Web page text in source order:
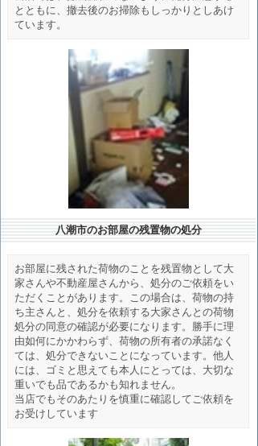
とともに、撤去後のお掃除もしっかりとしあけ
ています。
八潮市のお部屋の残置物の処分
お部屋に残された荷物のことを残置物として大
家さんや不動産屋さんから、処分のご依頼をい
ただくことがあります。この場合は、荷物の持
ち主さんと、処分を依頼する大家さんとの荷物
処分の同意の確認が必要になります。勝手に理
由如何にかかわらず、荷物の所有者の承諾なく
ては、処分できないことになっています。他人
には、ゴミと思えても本人にとっては、大切な
重いでも品であるかも知れません。
当店でもそのあたりを慎重に確認してご依頼を
お受けしています